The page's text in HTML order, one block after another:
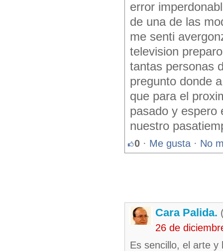
error
de una de las
me senti
television
tantas personas
pregunto donde
que para el
pasado y espero
nuestro
0 · Me gusta · No
Cara Palida.
26 de
Es sencillo, el arte y